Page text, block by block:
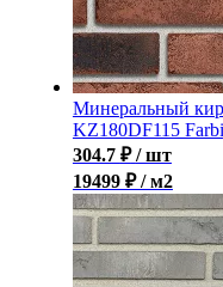
Минеральный
KZ180DF115
304.7 ₽ / шт
19499 ₽ / м2